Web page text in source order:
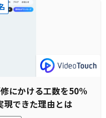
にかける工数を50%
現できた理由とは